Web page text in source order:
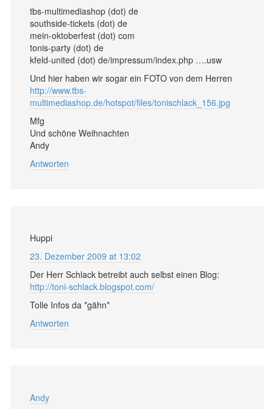
tbs-multimediashop (dot) de
southside-tickets (dot) de
mein-oktoberfest (dot) com
tonis-party (dot) de
kfeld-united (dot) de/impressum/index.php ….usw
Und hier haben wir sogar ein FOTO von dem Herren
http://www.tbs-
multimediashop.de/hotspot/files/tonischlack_156.jpg
Mfg
Und schöne Weihnachten
Andy
Antworten
Huppi
23. Dezember 2009 at 13:02
Der Herr Schlack betreibt auch selbst einen Blog:
http://toni-schlack.blogspot.com/
Tolle Infos da *gähn*
Antworten
Andy